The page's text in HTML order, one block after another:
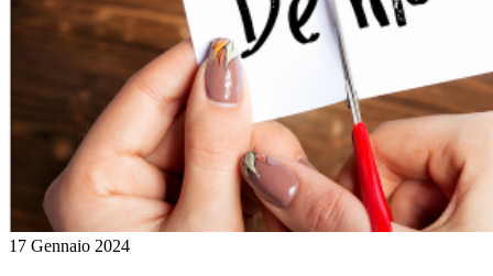
17 Gennaio 2024